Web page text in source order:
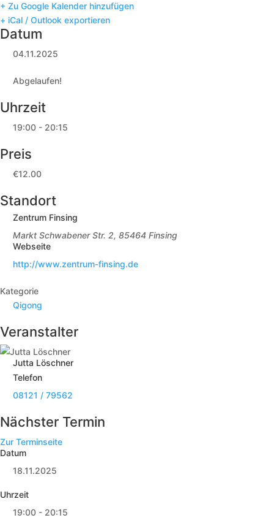
+ Zu Google Kalender hinzufügen
+ iCal / Outlook exportieren
Datum
04.11.2025
Abgelaufen!
Uhrzeit
19:00 - 20:15
Preis
€12.00
Standort
Zentrum Finsing
Markt Schwabener Str. 2, 85464 Finsing
Webseite
http://www.zentrum-finsing.de
Kategorie
Qigong
Veranstalter
Jutta Löschner
Telefon
08121 / 79562
Nächster Termin
Zur Terminseite
Datum
18.11.2025
Uhrzeit
19:00 - 20:15